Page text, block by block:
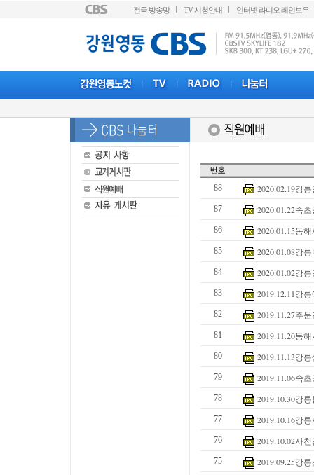
전국 방송망 TV 시청안내 인터넷 라디오 레인보우
88 2020.02.19강
87 2020.01.22속
86 2020.01.15동
85 2020.01.08강
84 2020.01.02강
83 2019.12.11강
82 2019.11.27주
81 2019.11.20동
80 2019.11.13강
79 2019.11.06속
78 2019.10.30강
77 2019.10.16강
76 2019.10.02사
75 2019.09.25강